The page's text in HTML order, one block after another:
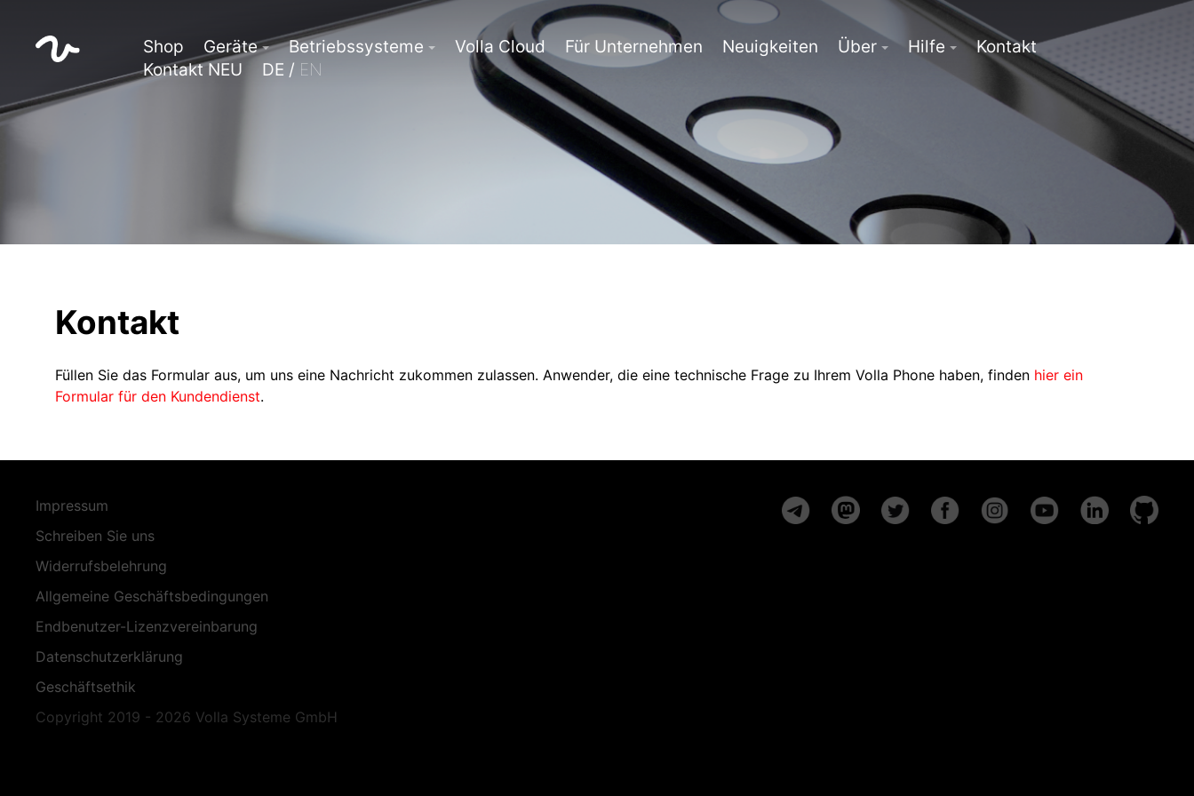
Shop Geräte Betriebssysteme Volla Cloud Für Unternehmen Neuigkeiten Über Hilfe
Kontakt
Kontakt NEU
DE / EN
Kontakt
Füllen Sie das Formular aus, um uns eine Nachricht zukommen zulassen. Anwender, die eine technische Frage zu Ihrem Volla Phone haben, finden hier ein
Formular für den Kundendienst.
Impressum
Schreiben Sie uns
Widerrufsbelehrung
Allgemeine Geschäftsbedingungen
Endbenutzer-Lizenzvereinbarung
Datenschutzerklärung
Geschäftsethik
Copyright 2019 - 2026 Volla Systeme GmbH